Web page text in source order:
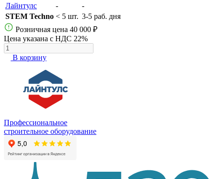
Лайнтулс
-
-
STEM Techno < 5 шт. 3-5 раб. дня
Розничная цена 40 000 ₽
Цена указана с НДС 22%
В корзину
Профессиональное
строительное оборудование